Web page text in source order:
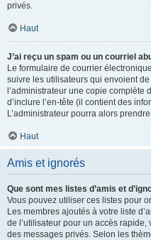
privés.
Haut
J’ai reçu un spam ou un courriel
Le formulaire de courrier
suivre les utilisateurs qui envoient
l’administrateur une copie complète
d’inclure l’en-tête (il contient des
L’administrateur pourra alors
Haut
Amis et ignorés
Que sont mes listes d’amis et
Vous pouvez utiliser ces listes pour
Les membres ajoutés à votre liste
de l’utilisateur pour un accès
des messages privés. Selon les